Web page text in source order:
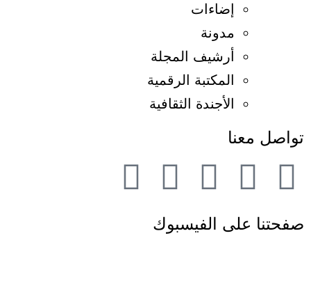
إضاءات
مدونة
أرشيف المجلة
المكتبة الرقمية
الأجندة الثقافية
تواصل معنا
صفحتنا على الفيسبوك